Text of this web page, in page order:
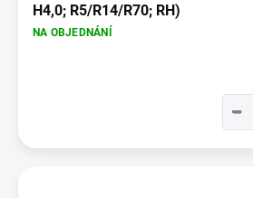
H4,0; R5/R14/R70; RH)
NA OBJEDNÁNÍ
−